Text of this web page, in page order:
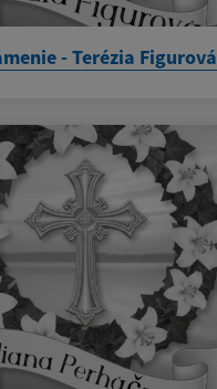
- Terézia Figurová